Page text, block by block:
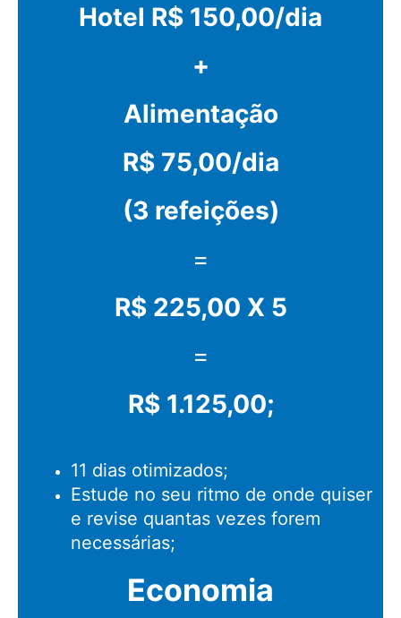
Hotel R$ 150,00/dia
+
Alimentação
R$ 75,00/dia
(3 refeições)
=
R$ 225,00 X 5
=
R$ 1.125,00;
11 dias otimizados;
Estude no seu ritmo de onde quiser
e revise quantas vezes forem
necessárias;
Economia